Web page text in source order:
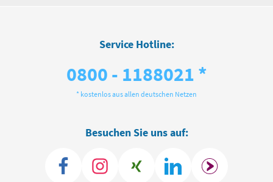
Service Hotline:
0800 - 1188021 *
* kostenlos aus allen deutschen Netzen
Besuchen Sie uns auf: